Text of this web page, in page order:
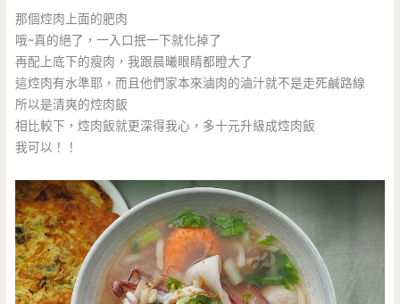
那個焢肉上面的肥肉
哦~真的絕了，一入口抿一下就化掉了
再配上底下的瘦肉，我跟晨曦眼睛都瞪大了
這焢肉有水準耶，而且他們家本來滷肉的滷汁就不是走死鹹路線
所以是清爽的焢肉飯
相比較下，焢肉飯就更深得我心，多十元升級成焢肉飯
我可以！！